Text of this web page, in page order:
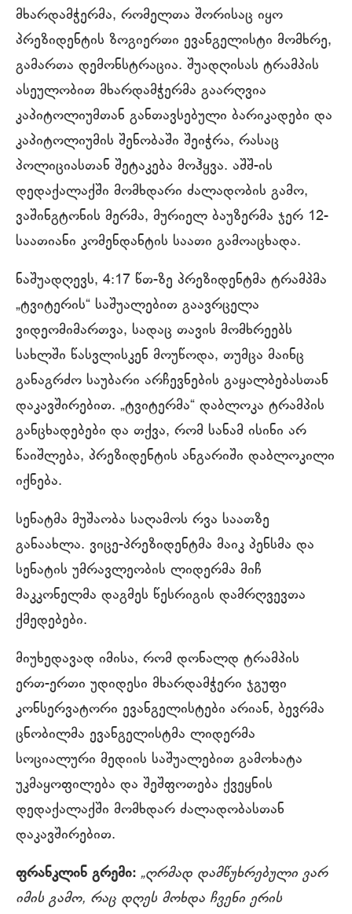
მხარდამჭერმა, რომელთა შორისაც იყო
პრეზიდენტის ზოგიერთი ევანგელისტი მომხრე,
გამართა დემონსტრაცია. შუადღისას ტრამპის
ასეულობით მხარდამჭერმა გაარღვია
კაპიტოლიუმთან განთავსებული ბარიკადები და
კაპიტოლიუმის შენობაში შეიჭრა, რასაც
პოლიციასთან შეტაკება მოჰყვა. აშშ-ის
დედაქალაქში მომხდარი ძალადობის გამო,
ვაშინგტონის მერმა, მურიელ ბაუზერმა ჯერ 12-
საათიანი კომენდანტის საათი გამოაცხადა.
ნაშუადღევს, 4:17 წთ-ზე პრეზიდენტმა ტრამპმა
„ტვიტერის“ საშუალებით გაავრცელა
ვიდეომიმართვა, სადაც თავის მომხრეებს
სახლში წასვლისკენ მოუწოდა, თუმცა მაინც
განაგრძო საუბარი არჩევნების გაყალბებასთან
დაკავშირებით. „ტვიტერმა“ დაბლოკა ტრამპის
განცხადებები და თქვა, რომ სანამ ისინი არ
წაიშლება, პრეზიდენტის ანგარიში დაბლოკილი
იქნება.
სენატმა მუშაობა საღამოს რვა საათზე
განაახლა. ვიცე-პრეზიდენტმა მაიკ პენსმა და
სენატის უმრავლეობის ლიდერმა მიჩ
მაკკონელმა დაგმეს წესრიგის დამრღვევთა
ქმედებები.
მიუხედავად იმისა, რომ დონალდ ტრამპის
ერთ-ერთი უდიდესი მხარდამჭერი ჯგუფი
კონსერვატორი ევანგელისტები არიან, ბევრმა
ცნობილმა ევანგელისტმა ლიდერმა
სოციალური მედიის საშუალებით გამოხატა
უკმაყოფილება და შეშფოთება ქვეყნის
დედაქალაქში მომხდარ ძალადობასთან
დაკავშირებით.
ფრანკლინ გრემი: „ღრმად დამწუხრებული ვარ
იმის გამო, რაც დღეს მოხდა ჩვენი ერის